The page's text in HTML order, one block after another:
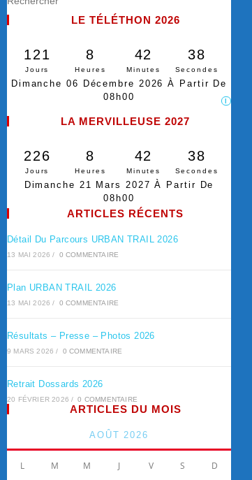
LE TÉLÉTHON 2026
121
Jours
8
Heures
42
Minutes
37
Secondes
Dimanche 06 Décembre 2026 À Partir De
08h00
LA MERVILLEUSE 2027
226
Jours
8
Heures
42
Minutes
37
Secondes
Dimanche 21 Mars 2027 À Partir De
08h00
ARTICLES RÉCENTS
Détail Du Parcours URBAN TRAIL 2026
13 MAI 2026 / 0 COMMENTAIRE
Plan URBAN TRAIL 2026
13 MAI 2026 / 0 COMMENTAIRE
Résultats – Presse – Photos 2026
9 MARS 2026 / 0 COMMENTAIRE
Retrait Dossards 2026
20 FÉVRIER 2026 / 0 COMMENTAIRE
ARTICLES DU MOIS
AOÛT 2026
L M M J V S D